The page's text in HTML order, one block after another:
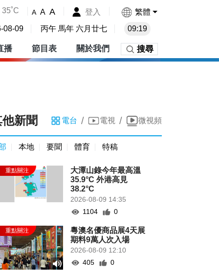
35˚C A A A 登入 繁體
08-09 丙午 馬年 六月廿七 09:19
播 節目表 關於我們 搜尋
新聞 電台 / 電視 / 微視頻
本地 要聞 體育 特稿
大潭山錄今年最高溫
35.9°C 外港高見
38.2°C
2026-08-09 14:35
1104
0
粵澳名優商品展4天展
期料9萬人次入場
2026-08-09 12:10
405
0